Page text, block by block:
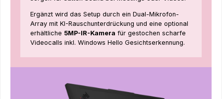
Ergänzt wird das Setup durch ein Dual-Mikrofon-
Array mit KI-Rauschunterdrückung und eine optional
erhältliche 5MP-IR-Kamera für gestochen scharfe
Videocalls inkl. Windows Hello Gesichtserkennung.